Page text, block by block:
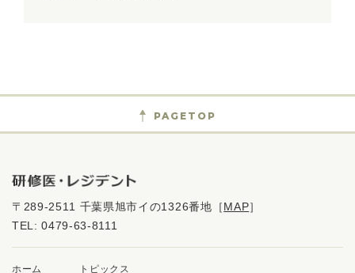
PAGETOP
〒289-2511 千葉県旭市イの1326番地 ［MAP］
TEL:0479-63-8111
ホーム トピックス